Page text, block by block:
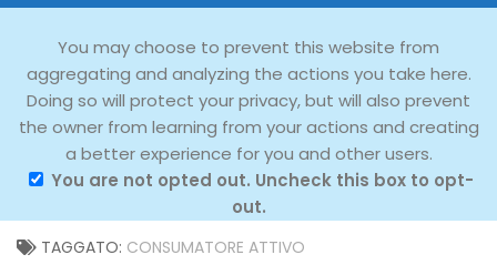
You may choose to prevent this website from
aggregating and analyzing the actions you take here.
Doing so will protect your privacy, but will also prevent
the owner from learning from your actions and creating
a better experience for you and other users.
You are not opted out. Uncheck this box to opt-
out.
TAGGATO: CONSUMATORE ATTIVO